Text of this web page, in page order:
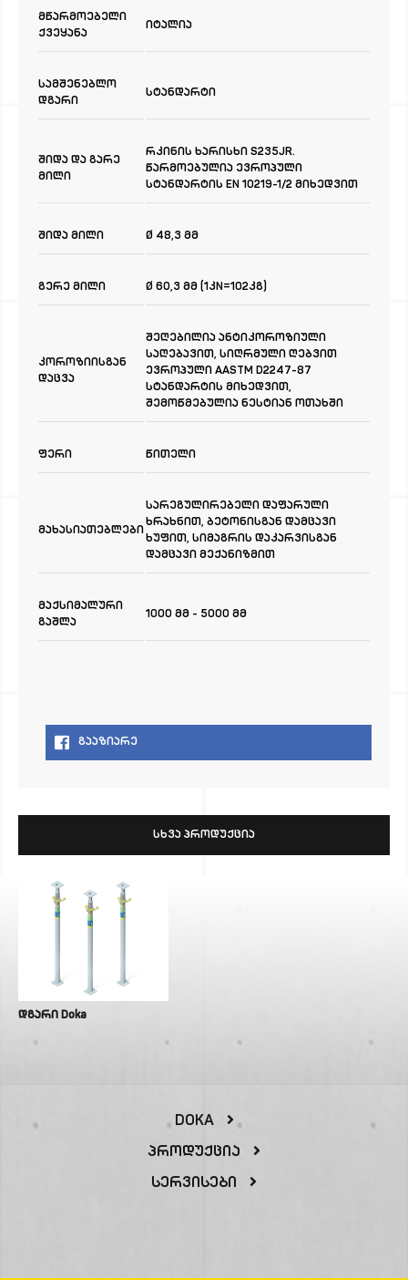
მწარმოებელი
ქვეყანა
იტალია
სამშენებლო
დგარი
სტანდარტი
შიდა და გარე
მილი
რკინის ხარისხი S235JR.
წარმოებულია ევროპული
სტანდარტის EN 10219-1/2 მიხედვით
შიდა მილი Ø 48,3 მმ
გერე მილი Ø 60,3 მმ (1კN=102კგ)
კოროზიისგან
დაცვა
შეღებილია ანტიკოროზიული
საღებავით, სიღრმული ღებვით
ევროპული AASTM D2247-87
სტანდარტის მიხედვით,
შემოწმებულია ნესტიან ოთახში
ფერი წითელი
მახასიათებლები
სარეგულირებელი დაფარული
ხრახნით, ბეტონისგან დამცავი
ხუფით, სიმაგრის დაკარვისგან
დამცავი მექანიზმით
მაქსიმალური
გაშლა
1000 მმ - 5000 მმ
ᲒᲐᲐᲖᲘᲐᲠᲔ
ᲡᲮᲕᲐ ᲞᲠᲝᲓᲣᲥᲪᲘᲐ
დგარი Doka
DOKA
Პროდუქცია
Სერვისები